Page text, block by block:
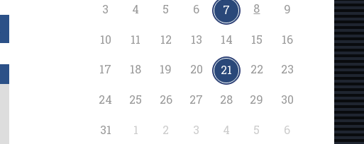
3 4 5 6 7 8 9
10 11 12 13 14 15 16
17 18 19 20 21 22 23
24 25 26 27 28 29 30
31 1 2 3 4 5 6